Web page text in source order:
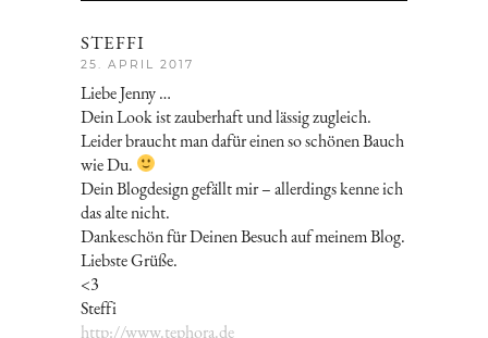
STEFFI
25. APRIL 2017
Liebe Jenny …
Dein Look ist zauberhaft und lässig zugleich.
Leider braucht man dafür einen so schönen Bauch
wie Du.
Dein Blogdesign gefällt mir – allerdings kenne ich
das alte nicht.
Dankeschön für Deinen Besuch auf meinem Blog.
Liebste Grüße.
<3
Steffi
http://www.tephora.de